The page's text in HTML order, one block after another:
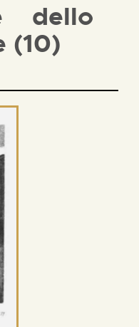
dello
(10)